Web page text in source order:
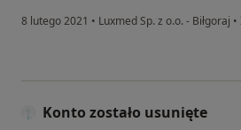
8 lutego 2021 • Luxmed Sp. z o.o. - Biłgoraj •
Konto zostało usunięte